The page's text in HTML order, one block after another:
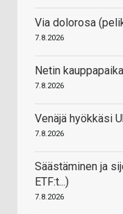
Via dolorosa
7.8.2026
Netin
7.8.2026
Venäjä hyökkäsi
7.8.2026
Säästäminen ja
ETF:t...)
7.8.2026